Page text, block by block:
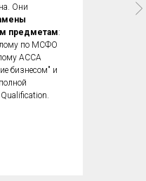
Они
предметам:
по МСФО
ACCA
бизнесом" и